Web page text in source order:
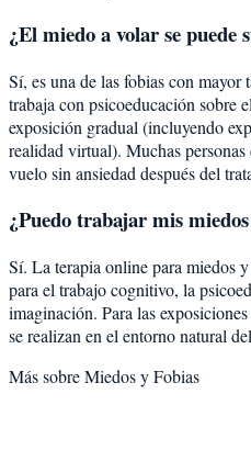
¿El miedo a volar se puede
Sí, es una de las fobias con mayor
trabaja con psicoeducación sobre
exposición gradual (incluyendo
realidad virtual). Muchas personas
vuelo sin ansiedad después del
¿Puedo trabajar mis
Sí. La terapia online para miedos
para el trabajo cognitivo, la
imaginación. Para las
se realizan en el entorno natural
Más sobreMiedos y Fobias